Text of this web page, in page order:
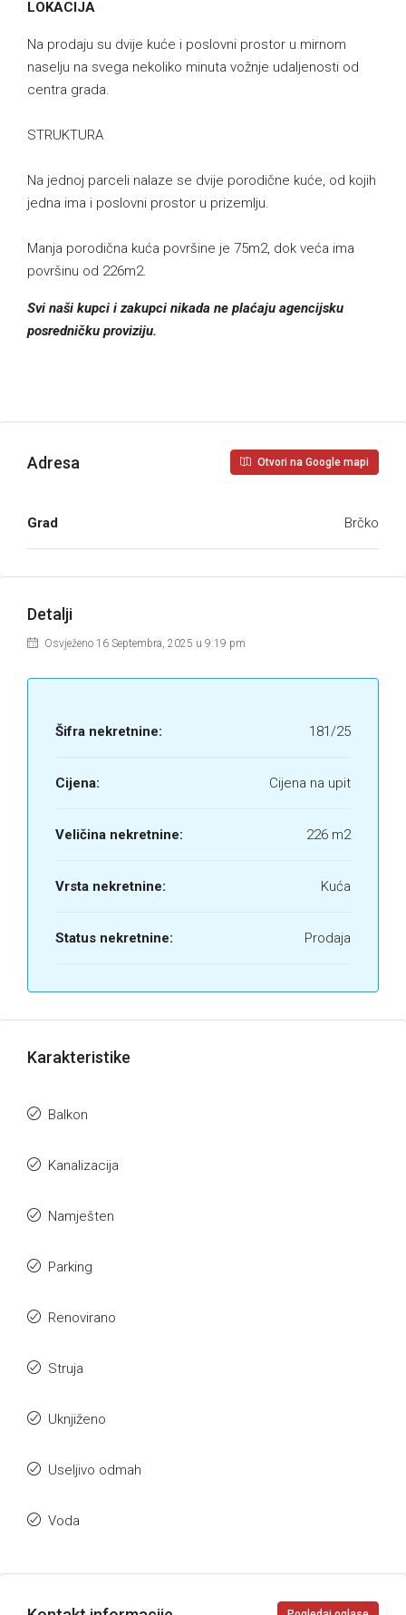
LOKACIJA
Na prodaju su dvije kuće i poslovni prostor u mirnom
naselju na svega nekoliko minuta vožnje udaljenosti od
centra grada.
STRUKTURA
Na jednoj parceli nalaze se dvije porodične kuće, od kojih
jedna ima i poslovni prostor u prizemlju.
Manja porodična kuća površine je 75m2, dok veća ima
površinu od 226m2.
Svi naši kupci i zakupci nikada ne plaćaju agencijsku
posredničku proviziju.
Adresa Otvori na Google mapi
Grad Brčko
Detalji
Osvježeno 16 Septembra, 2025 u 9:19 pm
Šifra nekretnine: 181/25
Cijena: Cijena na upit
Veličina nekretnine: 226 m2
Vrsta nekretnine: Kuća
Status nekretnine: Prodaja
Karakteristike
Balkon
Kanalizacija
Namješten
Parking
Renovirano
Struja
Uknjiženo
Useljivo odmah
Voda